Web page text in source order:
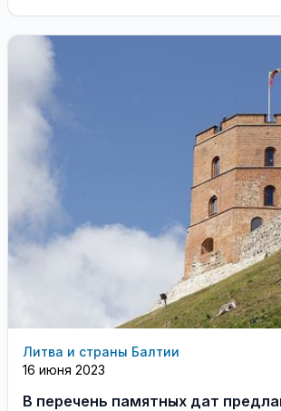
Литва и страны Балтии
16 июня 2023
В перечень памятных дат